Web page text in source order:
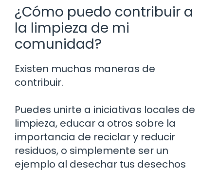
¿Cómo puedo contribuir a
la limpieza de mi
comunidad?
Existen muchas maneras de
contribuir.
Puedes unirte a iniciativas locales de
limpieza, educar a otros sobre la
importancia de reciclar y reducir
residuos, o simplemente ser un
ejemplo al desechar tus desechos